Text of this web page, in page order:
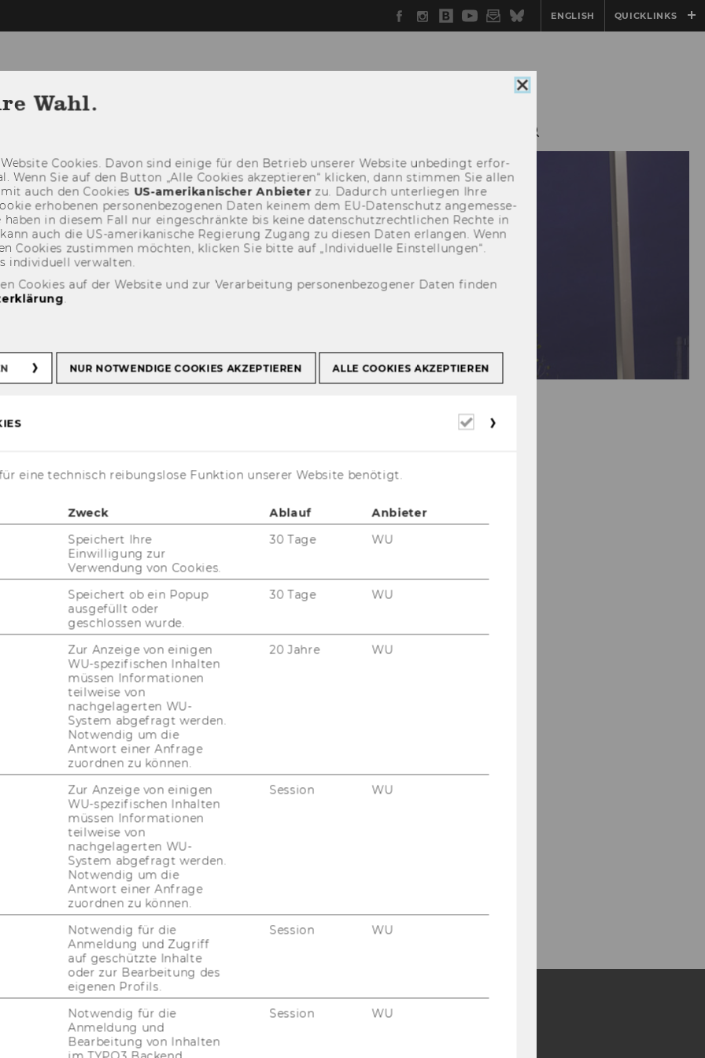
Facebook
Instagram
WU
Blog
YouTube
Newsletter
BlueskyENGLISH QUICKLINKS
erhält
Preis
(Wien, am 09.09.2024) –
Na­tio­nal­rats­prä­si­den­ten Mag. Wolf­gang
Pri­vat­stif­tung Anas Schak­feh (GPAS)
ers­ten Mal den „Anas Schak­feh Preis“.
und einer Son­der­ka­te­go­rie ver­lie­hen.
Men­schen­rech­te, De­mo­kra­tie und För­
wurde
Dr.in Ju­dith Koh­len­ber­ger
NewsletterBluesky
Cookie
Wahl.
Coo­kies. Davon sind ei­ni­ge für den Be­trieb un­se­rer Web­site un­be­dingt er­for­
Wenn Sie auf den But­ton „Alle Coo­kies ak­zep­tie­ren“ kli­cken, dann stim­men Sie allen
auch den Coo­kies US-​amerikanischer An­bie­terzu. Da­durch un­ter­lie­gen Ihre
er­ho­be­nen per­so­nen­be­zo­ge­nen Daten kei­nem dem EU-​Datenschutz an­ge­mes­se­
haben in die­sem Fall nur ein­ge­schränk­te bis keine da­ten­schutz­recht­li­chen Rech­te in
auch die US-​amerikanische Re­gie­rung Zu­gang zu die­sen Daten er­lan­gen. Wenn
Coo­kies zu­stim­men möch­ten, kli­cken Sie bitte auf „In­di­vi­du­el­le Ein­stel­lun­gen“.
in­di­vi­du­ell ver­wal­ten.
Cookies auf der Website und zur Verarbeitung personenbezogener Daten finden
.
NUR NOTWENDIGE COOKIES AKZEPTIEREN ALLE COOKIES AKZEPTIEREN
Erforderliche
eine technisch reibungslose Funktion unserer Website benötigt.
Zweck Ablauf
Anbieter
Speichert Ihre
Einwilligung zur
Verwendung von Cookies.
30 Tage WU
Speichert ob ein Popup
ausgefüllt oder
geschlossen wurde.
30 Tage WU
Zur Anzeige von einigen
WU-spezifischen Inhalten
müssen Informationen
teilweise von
nachgelagerten WU-
System abgefragt werden.
Notwendig um die
Antwort einer Anfrage
zuordnen zu können.
20 Jahre WU
Zur Anzeige von einigen
WU-spezifischen Inhalten
müssen Informationen
teilweise von
nachgelagerten WU-
System abgefragt werden.
Notwendig um die
Antwort einer Anfrage
zuordnen zu können.
Session WU
Notwendig für die
Anmeldung und Zugriff
auf geschützte Inhalte
oder zur Bearbeitung des
eigenen Profils.
Session WU
Notwendig für die
Anmeldung und
Bearbeitung von Inhalten
Session WU